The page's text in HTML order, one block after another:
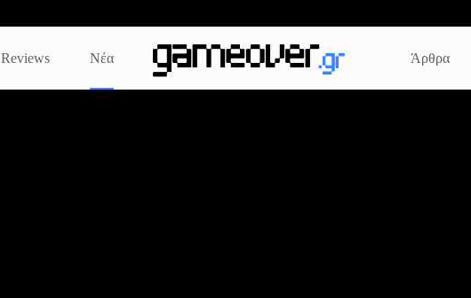
Reviews
Νέα Άρθρα